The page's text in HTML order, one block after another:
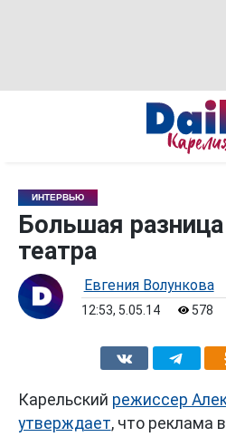
ИНТЕРВЬЮ
Большая
театра
Евгения Волункова
12:53, 5.05.14 578
Карельский режиссер
утверждает, что реклама